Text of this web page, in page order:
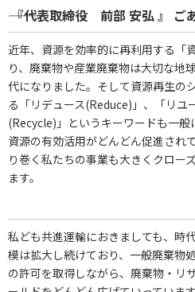
――― 『代表取締役 前部 安弘 』 ごあ
近年、資源を効率的に再利用する「
り、廃棄物や産業廃棄物は大切な地
代になりました。そして資源再生の
る「リデュース(Reduce)」、「リユ
(Recycle)」というキーワードも一般
資源の有効活用がどんどん促進され
り巻く私たちの事業も大きくクロー
ます。
私ども共進運輸におきましても、時
模は拡大し続けており、一般廃棄物
の許可を取得しながら、廃棄物・リ